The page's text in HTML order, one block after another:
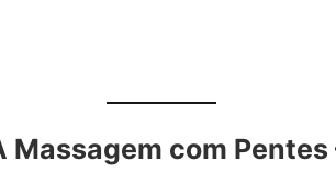
Massagem com Pentes